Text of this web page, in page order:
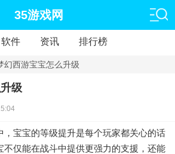
35游戏网
软件 资讯 排行榜
幻西游宝宝怎么升级
级
，宝宝的等级提升是每个玩家都关心的话
不仅能在战斗中提供更强力的支援，还能